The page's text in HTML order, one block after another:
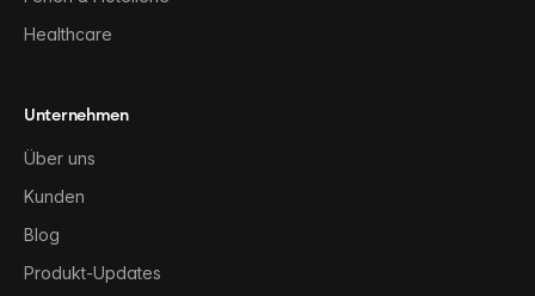
Healthcare
Unternehmen
Über uns
Kunden
Blog
Produkt-Updates